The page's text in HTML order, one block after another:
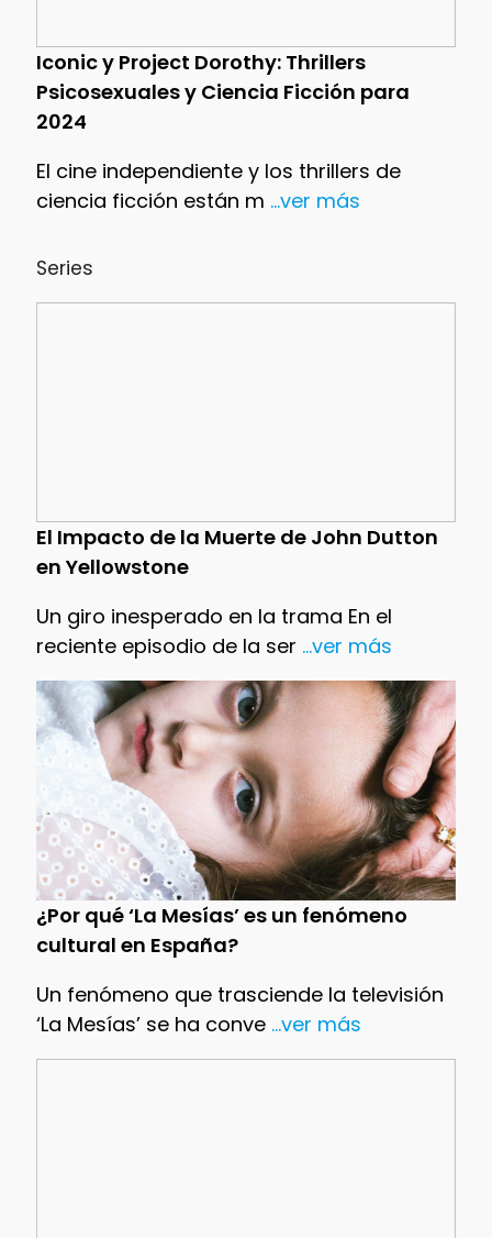
Iconic y Project Dorothy: Thrillers
Psicosexuales y Ciencia Ficción para
2024
El cine independiente y los thrillers de
ciencia ficción están m ...ver más
Series
El Impacto de la Muerte de John Dutton
en Yellowstone
Un giro inesperado en la trama En el
reciente episodio de la ser ...ver más
¿Por qué ‘La Mesías’ es un fenómeno
cultural en España?
Un fenómeno que trasciende la televisión
‘La Mesías’ se ha conve...ver más